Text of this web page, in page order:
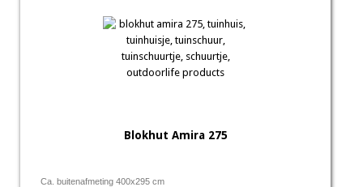
Blokhut Amira 275
Ca. buitenafmeting 400x295 cm